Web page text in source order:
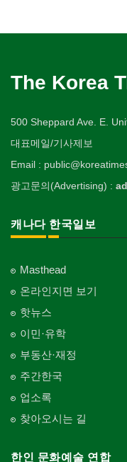
The Korea
500 Sheppard Ave. E.
대표메일/기사제보
Email :
광고문의(Advertising) :
캐나다 한국일보
Masthead
온라인지면 보기
핫뉴스
이민·유학
부동산·재정
주간한국
업소록
찾아오시는 길
한인 문화예술 연합